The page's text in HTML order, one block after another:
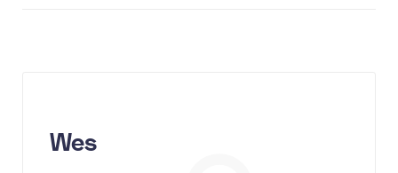
Wes